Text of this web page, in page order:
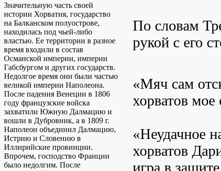
Значительную часть своей
истории Хорватия, государство
на Балканском полуострове,
находилась под чьей-либо
властью. Ее территории в разное
время входили в состав
Османской империи, империи
Габсбургом и других государств.
Недолгое время они были частью
великой империи Наполеона.
После падения Венеции в 1806
году французские войска
захватили Южную Далмацию и
вошли в Дубровник, а в 1809 г.
Наполеон объединил Далмацию,
Истрию и Словению в
Иллирийские провинции.
Впрочем, господство Франции
было недолгим. После
По словам
рукой с его
«Мяч сам
хорватов мое
«Неудачное
хорватов
игра в